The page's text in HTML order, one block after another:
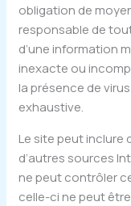
obligation de
responsable de
d’une information
inexacte ou
la présence de
exhaustive.
Le site peut inclure
d’autres sources
ne peut contrôler
celle-ci ne peut